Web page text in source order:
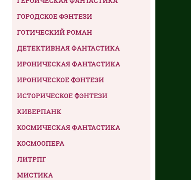
ГОРОДСКОЕ ФЭНТЕЗИ
ГОТИЧЕСКИЙ РОМАН
ДЕТЕКТИВНАЯ ФАНТАСТИКА
ИРОНИЧЕСКАЯ ФАНТАСТИКА
ИРОНИЧЕСКОЕ ФЭНТЕЗИ
ИСТОРИЧЕСКОЕ ФЭНТЕЗИ
КИБЕРПАНК
КОСМИЧЕСКАЯ ФАНТАСТИКА
КОСМООПЕРА
ЛИТРПГ
МИСТИКА